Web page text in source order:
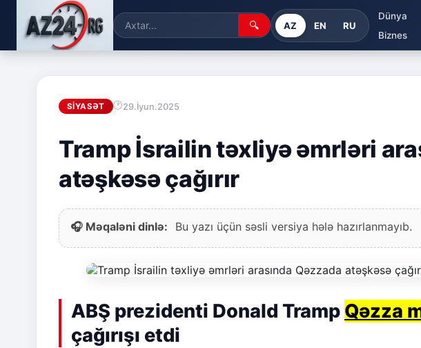
🔍 AZ EN RU
Dünya
Biznes
SIYASƏT 29.İyun.2025
Tramp İsrailin təxliyə əmrləri
atəşkəsə çağırır
🎧 Məqaləni dinlə: Bu yazı üçün səsli versiya hələ hazırlanmayıb.
ABŞ prezidenti Donald Tramp Qəzza
çağırışı etdi